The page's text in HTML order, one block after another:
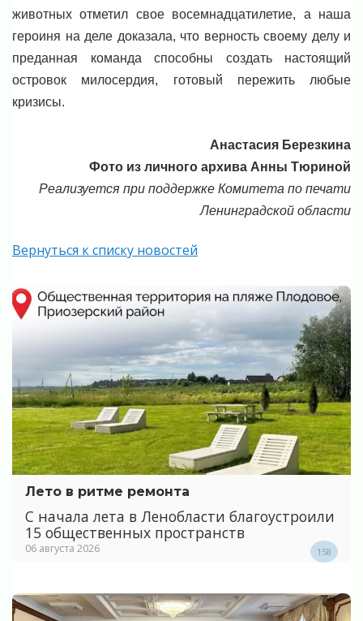
животных отметил свое восемнадцатилетие, а наша
героиня на деле доказала, что верность своему делу и
преданная команда способны создать настоящий
островок милосердия, готовый пережить любые
кризисы.
Анастасия Березкина
Фото из личного архива Анны Тюриной
Реализуется при поддержке Комитета по печати
Ленинградской области
Вернуться к списку новостей
Лето в ритме ремонта
С начала лета в Ленобласти благоустроили
15 общественных пространств
06 августа 2026 158